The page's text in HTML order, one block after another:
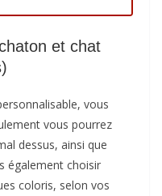
et chat
vous
vous pourrez
dessus, ainsi que
également choisir
coloris, selon vos